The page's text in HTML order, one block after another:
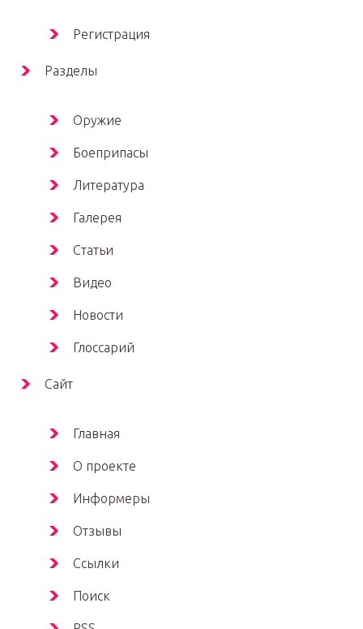
Регистрация
Разделы
Оружие
Боеприпасы
Литература
Галерея
Статьи
Видео
Новости
Глоссарий
Сайт
Главная
О проекте
Информеры
Отзывы
Ссылки
Поиск